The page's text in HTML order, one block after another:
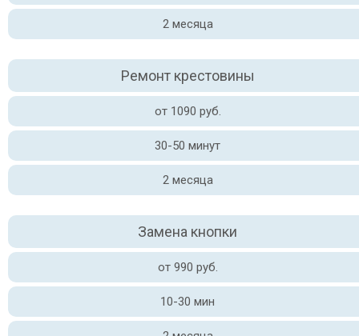
2 месяца
Ремонт крестовины
от 1090 руб.
30-50 минут
2 месяца
Замена кнопки
от 990 руб.
10-30 мин